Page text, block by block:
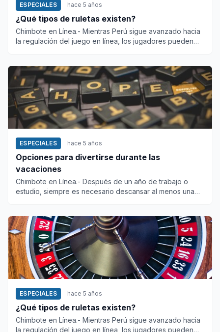
ESPECIALES hace 5 años
¿Qué tipos de ruletas existen?
Chimbote en Línea.- Mientras Perú sigue avanzado hacia
la regulación del juego en línea, los jugadores pueden
ESPECIALES hace 5 años
Opciones para divertirse durante las
vacaciones
Chimbote en Línea.- Después de un año de trabajo o
estudio, siempre es necesario descansar al menos una
ESPECIALES hace 5 años
¿Qué tipos de ruletas existen?
Chimbote en Línea.- Mientras Perú sigue avanzado hacia
la regulación del juego en línea, los jugadores pueden